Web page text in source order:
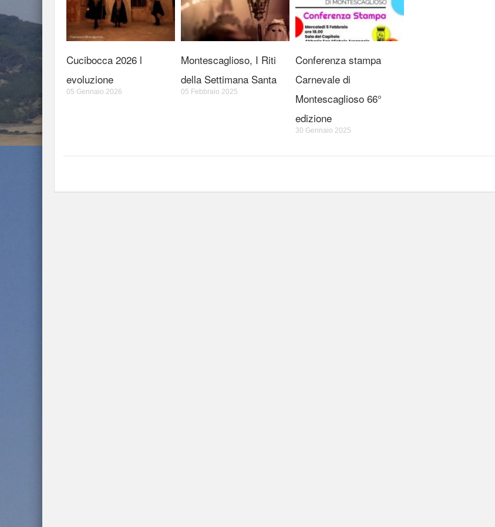
Cucibocca 2026 l
evoluzione
05 Gennaio 2026
Montescaglioso, I Riti
della Settimana Santa
05 Febbraio 2025
Conferenza stampa
Carnevale di
Montescaglioso 66°
edizione
30 Gennaio 2025